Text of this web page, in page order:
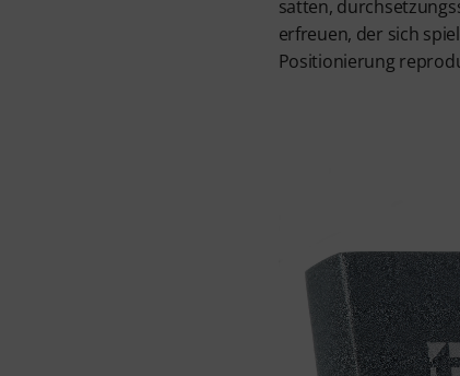
satten,
erfreuen, der sich
Positionierung